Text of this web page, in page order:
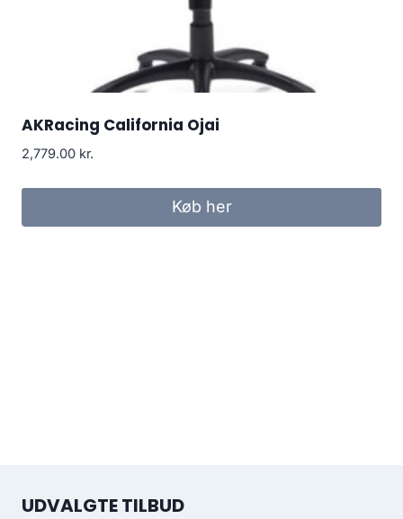
AKRacing California Ojai
2,779.00 kr.
Køb her
UDVALGTE TILBUD